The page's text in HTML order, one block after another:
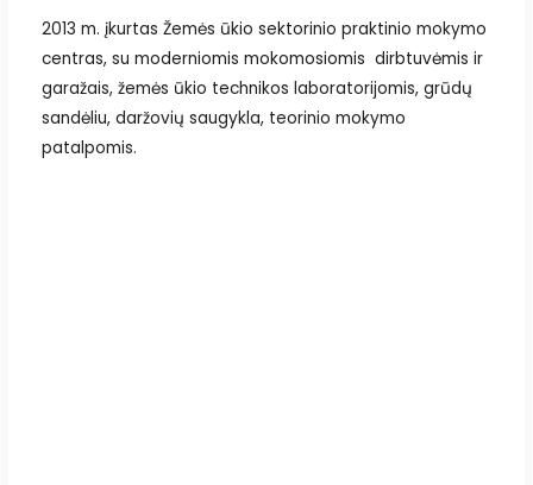
2013 m. įkurtas Žemės ūkio sektorinio praktinio mokymo
centras, su moderniomis mokomosiomis dirbtuvėmis ir
garažais, žemės ūkio technikos laboratorijomis, grūdų
sandėliu, daržovių saugykla, teorinio mokymo
patalpomis.